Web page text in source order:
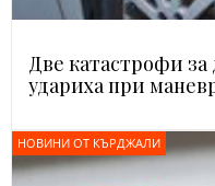
Две катастрофи
удариха при
НОВИНИ ОТ КЪРДЖАЛИ